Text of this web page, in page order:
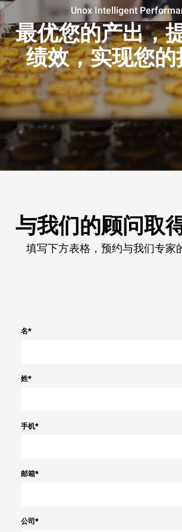
Unox Intelligent
最优您的产出，
绩效，实现您
与我们的顾问取
填写下方表格，预约与我们专家
名*
姓*
手机*
邮箱*
公司 *